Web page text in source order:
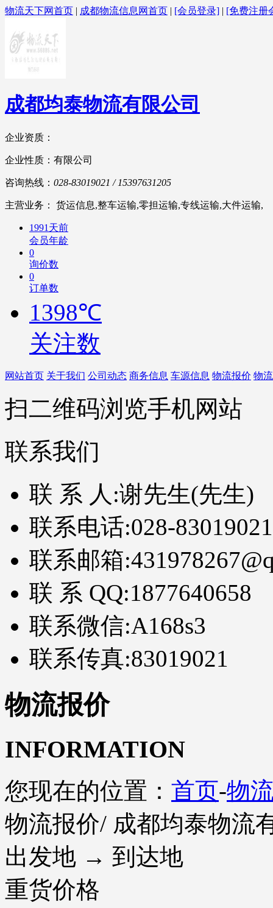
物流天下网首页 | 成都物流信息网首页 | [会员登录] | [免费注册
成都均泰物流有限公司
企业资质：
企业性质：有限公司
咨询热线： 028-83019021 / 15397631205
主营业务： 货运信息,整车运输,零担运输,专线运输,大件运输,
1991天前
会员年龄
0
询价数
0
订单数
1398℃
关注数
网站首页 关于我们 公司动态 商务信息 车源信息 物流报价 物
扫二维码浏览手机网站
联系我们
联 系 人:谢先生(先生)
联系电话:028-
联系邮箱:
联 系 QQ:1877640658
联系微信:A168s3
联系传真:83019021
物流报价
INFORMATION
您现在的位置： 首页-物
物流报价/ 成都均泰物流
出发地 → 到达地
重货价格